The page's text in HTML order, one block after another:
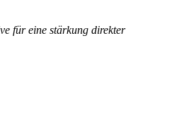
für eine stärkung direkter